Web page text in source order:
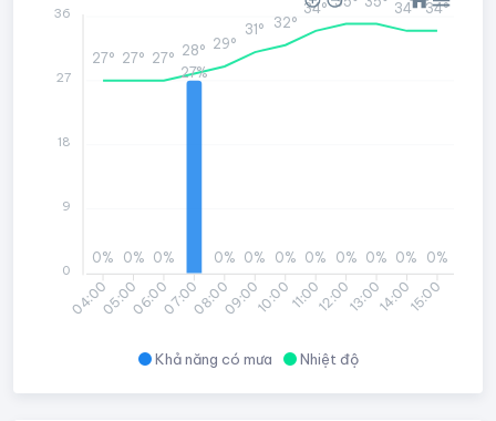
Khả năng có mưa Nhiệt độ
04:0005:0006:0007:0008:0009:0010:0011:0012:0013:0014:0015:00
0% 0% 0%
27%
0% 0% 0% 0% 0% 0% 0% 0%
27° 27° 27° 28° 29°
31° 32°
34° 34° 34°
36
27
18
9
0